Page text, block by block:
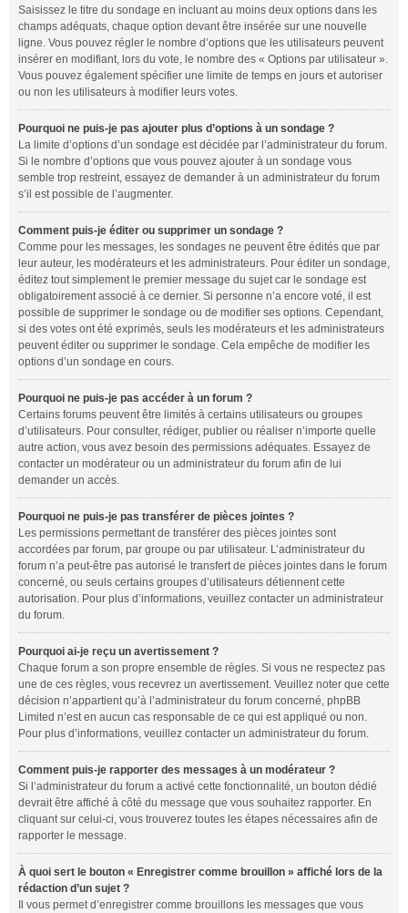
Saisissez le titre du sondage en incluant au moins deux options dans les
champs adéquats, chaque option devant être insérée sur une nouvelle
ligne. Vous pouvez régler le nombre d’options que les utilisateurs peuvent
insérer en modifiant, lors du vote, le nombre des « Options par utilisateur ».
Vous pouvez également spécifier une limite de temps en jours et autoriser
ou non les utilisateurs à modifier leurs votes.
Pourquoi ne puis-je pas ajouter plus d’options à un sondage ?
La limite d’options d’un sondage est décidée par l’administrateur du forum.
Si le nombre d’options que vous pouvez ajouter à un sondage vous
semble trop restreint, essayez de demander à un administrateur du forum
s’il est possible de l’augmenter.
Comment puis-je éditer ou supprimer un sondage ?
Comme pour les messages, les sondages ne peuvent être édités que par
leur auteur, les modérateurs et les administrateurs. Pour éditer un sondage,
éditez tout simplement le premier message du sujet car le sondage est
obligatoirement associé à ce dernier. Si personne n’a encore voté, il est
possible de supprimer le sondage ou de modifier ses options. Cependant,
si des votes ont été exprimés, seuls les modérateurs et les administrateurs
peuvent éditer ou supprimer le sondage. Cela empêche de modifier les
options d’un sondage en cours.
Pourquoi ne puis-je pas accéder à un forum ?
Certains forums peuvent être limités à certains utilisateurs ou groupes
d’utilisateurs. Pour consulter, rédiger, publier ou réaliser n’importe quelle
autre action, vous avez besoin des permissions adéquates. Essayez de
contacter un modérateur ou un administrateur du forum afin de lui
demander un accès.
Pourquoi ne puis-je pas transférer de pièces jointes ?
Les permissions permettant de transférer des pièces jointes sont
accordées par forum, par groupe ou par utilisateur. L’administrateur du
forum n’a peut-être pas autorisé le transfert de pièces jointes dans le forum
concerné, ou seuls certains groupes d’utilisateurs détiennent cette
autorisation. Pour plus d’informations, veuillez contacter un administrateur
du forum.
Pourquoi ai-je reçu un avertissement ?
Chaque forum a son propre ensemble de règles. Si vous ne respectez pas
une de ces règles, vous recevrez un avertissement. Veuillez noter que cette
décision n’appartient qu’à l’administrateur du forum concerné, phpBB
Limited n’est en aucun cas responsable de ce qui est appliqué ou non.
Pour plus d’informations, veuillez contacter un administrateur du forum.
Comment puis-je rapporter des messages à un modérateur ?
Si l’administrateur du forum a activé cette fonctionnalité, un bouton dédié
devrait être affiché à côté du message que vous souhaitez rapporter. En
cliquant sur celui-ci, vous trouverez toutes les étapes nécessaires afin de
rapporter le message.
À quoi sert le bouton « Enregistrer comme brouillon » affiché lors de la
rédaction d’un sujet ?
Il vous permet d’enregistrer comme brouillons les messages que vous